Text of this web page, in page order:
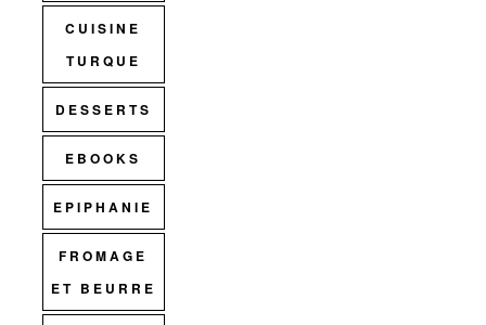
CUISINE
TURQUE
DESSERTS
EBOOKS
EPIPHANIE
FROMAGE
ET BEURRE